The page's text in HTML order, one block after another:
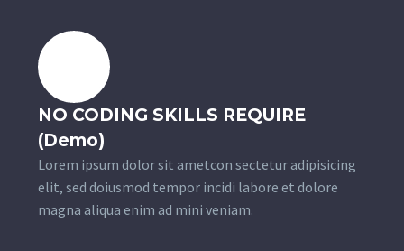
NO CODING SKILLS REQUIRE
(Demo)
Lorem ipsum dolor sit ametcon sectetur adipisicing
elit, sed doiusmod tempor incidi labore et dolore
magna aliqua enim ad mini veniam.